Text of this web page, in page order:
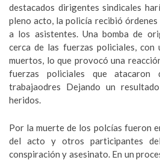
destacados dirigentes sindicales
pleno acto, la policía recibió
a los asistentes. Una bomba de
cerca de las fuerzas policiales, con
muertos, lo que provocó una
fuerzas policiales que atacaron
trabajaodres Dejando un
heridos.
Por la muerte de los polcías fueron
del acto y otros participantes
conspiración y asesinato. En un